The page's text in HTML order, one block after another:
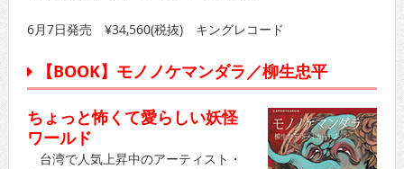
6月7日発売 ¥34,560(税抜) キングレコード
【BOOK】モノノケマンダラ／柳生忠平
ちょっと怖くて愛らしい妖怪
ワールド
台湾で人気上昇中のアーティスト・